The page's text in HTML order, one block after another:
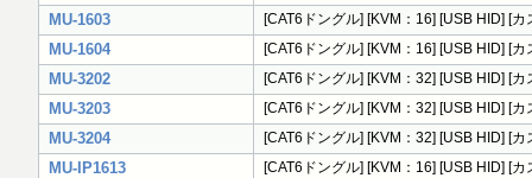
MU-1603 [CAT6ドングル] [KVM：16] [USB HID] [
MU-1604 [CAT6ドングル] [KVM：16] [USB HID] [
MU-3202 [CAT6ドングル] [KVM：32] [USB HID] [
MU-3203 [CAT6ドングル] [KVM：32] [USB HID] [
MU-3204 [CAT6ドングル] [KVM：32] [USB HID] [
MU-IP1613 [CAT6ドングル] [KVM：16] [USB HID] [